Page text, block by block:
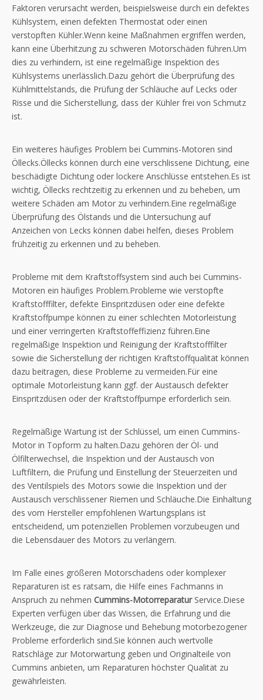
Faktoren verursacht werden, beispielsweise durch ein defektes
Kühlsystem, einen defekten Thermostat oder einen
verstopften Kühler.Wenn keine Maßnahmen ergriffen werden,
kann eine Überhitzung zu schweren Motorschäden führen.Um
dies zu verhindern, ist eine regelmäßige Inspektion des
Kühlsystems unerlässlich.Dazu gehört die Überprüfung des
Kühlmittelstands, die Prüfung der Schläuche auf Lecks oder
Risse und die Sicherstellung, dass der Kühler frei von Schmutz
ist.
Ein weiteres häufiges Problem bei Cummins-Motoren sind
Öllecks.Öllecks können durch eine verschlissene Dichtung, eine
beschädigte Dichtung oder lockere Anschlüsse entstehen.Es ist
wichtig, Öllecks rechtzeitig zu erkennen und zu beheben, um
weitere Schäden am Motor zu verhindern.Eine regelmäßige
Überprüfung des Ölstands und die Untersuchung auf
Anzeichen von Lecks können dabei helfen, dieses Problem
frühzeitig zu erkennen und zu beheben.
Probleme mit dem Kraftstoffsystem sind auch bei Cummins-
Motoren ein häufiges Problem.Probleme wie verstopfte
Kraftstofffilter, defekte Einspritzdüsen oder eine defekte
Kraftstoffpumpe können zu einer schlechten Motorleistung
und einer verringerten Kraftstoffeffizienz führen.Eine
regelmäßige Inspektion und Reinigung der Kraftstofffilter
sowie die Sicherstellung der richtigen Kraftstoffqualität können
dazu beitragen, diese Probleme zu vermeiden.Für eine
optimale Motorleistung kann ggf. der Austausch defekter
Einspritzdüsen oder der Kraftstoffpumpe erforderlich sein.
Regelmäßige Wartung ist der Schlüssel, um einen Cummins-
Motor in Topform zu halten.Dazu gehören der Öl- und
Ölfilterwechsel, die Inspektion und der Austausch von
Luftfiltern, die Prüfung und Einstellung der Steuerzeiten und
des Ventilspiels des Motors sowie die Inspektion und der
Austausch verschlissener Riemen und Schläuche.Die Einhaltung
des vom Hersteller empfohlenen Wartungsplans ist
entscheidend, um potenziellen Problemen vorzubeugen und
die Lebensdauer des Motors zu verlängern.
Im Falle eines größeren Motorschadens oder komplexer
Reparaturen ist es ratsam, die Hilfe eines Fachmanns in
Anspruch zu nehmen Cummins-MotorreparaturService.Diese
Experten verfügen über das Wissen, die Erfahrung und die
Werkzeuge, die zur Diagnose und Behebung motorbezogener
Probleme erforderlich sind.Sie können auch wertvolle
Ratschläge zur Motorwartung geben und Originalteile von
Cummins anbieten, um Reparaturen höchster Qualität zu
gewährleisten.